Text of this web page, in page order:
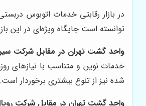
در بازار رقابتی خدمات اتوبوس
توانسته است جایگاه ویژه‌ای در این
واحد گشت تهران در مقابل شرکت
خدمات نوین و متناسب با نیازهای
شده نیز از تنوع بیشتری برخوردار است.
واحد گشت تهران در مقابل شرکت